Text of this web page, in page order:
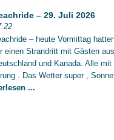
– 29. Juli 2026
– heute Vormittag
einen Strandritt mit Gästen aus
und Kanada. Alle mit
. Das Wetter super , Sonne
...